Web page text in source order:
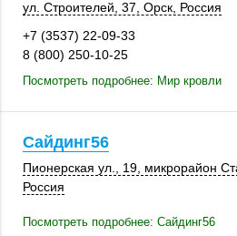
ул. Строителей, 37 Орск Россия
+7 (3537) 22-09-33
8 (800) 250-10-25
Посмотреть подробнее: Мир кровли
Сайдинг56
Пионерская ул., 19 , микрорайон
Россия
Посмотреть подробнее: Сайдинг56